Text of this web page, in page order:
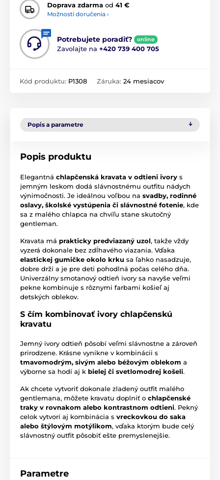
Doprava zdarma od 41 €
Možnosti doručenia ›
Potrebujete poradiť? online
Zavolajte na +420 739 400 705
Kód produktu: P1308 Záruka: 24 mesiacov
Popis a parametre
Popis produktu
Elegantná chlapčenská kravata v odtieni ivory s
jemným leskom dodá slávnostnému outfitu nádych
výnimočnosti. Je ideálnou voľbou na svadby, rodinné
oslavy, školské vystúpenia či slávnostné fotenie, kde
sa z malého chlapca na chvíľu stane skutočný
gentleman.
Kravata má prakticky predviazaný uzol, takže vždy
vyzerá dokonale bez zdĺhavého viazania. Vďaka
elastickej gumičke okolo krku sa ľahko nasadzuje,
dobre drží a je pre deti pohodlná počas celého dňa.
Univerzálny smotanový odtieň ivory sa navyše veľmi
pekne kombinuje s rôznymi farbami košieľ aj
detských oblekov.
S čím kombinovať ivory chlapčenskú
kravatu
Jemný ivory odtieň pôsobí veľmi slávnostne a zároveň
prirodzene. Krásne vynikne v kombinácii s
tmavomodrým, sivým alebo béžovým oblekom a
výborne sa hodí aj k bielej či svetlomodrej košeli.
Ak chcete vytvoriť dokonale zladený outfit malého
gentlemana, môžete kravatu doplniť o chlapčenské
traky v rovnakom alebo kontrastnom odtieni. Pekný
celok vytvorí aj kombinácia s vreckovkou do saka
alebo štýlovým motýlikom, vďaka ktorým bude celý
slávnostný outfit pôsobiť ešte premyslenejšie.
Parametre